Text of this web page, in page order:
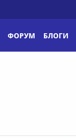
ФОРУМ БЛОГИ